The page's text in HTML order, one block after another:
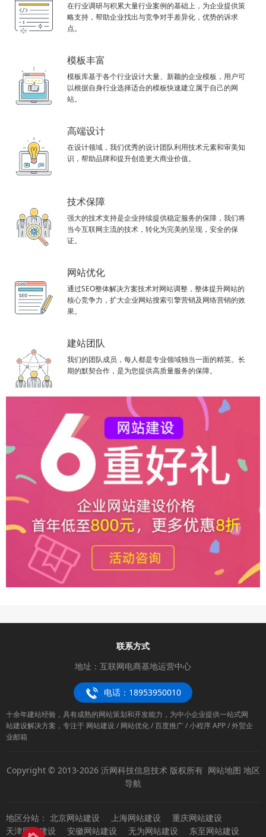
在行业调研与积累大量行业案例的基础上，为企业提供策
略支持，帮助企业找出与竞争对手差异化，优势的诉求
点。
模板丰富
模板库基于各个行业设计大量、新颖的企业模板，用户可
以根据自身行业选择适合的模板快速建立属于自己的网
站。
高端设计
在设计领域，我们优秀的设计团队利用技术元素和审美知
识，帮助品牌和提升创造更大商业价值。
技术保障
强大的技术支持是企业持续提供稳定服务的保障，我们将
当今互联网主流的技术，转化为完美的呈现，安全的保
证。
网站优化
通过SEO整体解决方案技术对网站调整，整体提升网站的
核心竞争力，扩大企业网站搜索引擎营销及网络营销的效
果。
建站团队
我们的团队成员，每人都是专业领域独当一面的精英。长
期的默契合作，是为您提供高质量服务的保障。
联系方式
地址：互联网电商基地运营中心
电话：18953950010
十余年建站经验，具有成熟的网站策划和开发能力，为中小企业提供一站式网
站建设解决方案，专注于 网站建设 / 网站优化 / 百度推广 / 小程序 APP / 外贸企
业邮箱
Copyright © 2013-2026 沂网科技信息技术 版权所有 网站地图 地区
导航
地区分站： 北京网站建设 上海网站建设
重庆网站建设
天津网站建设
安徽网站建设 无为网站建设 东至网站建设